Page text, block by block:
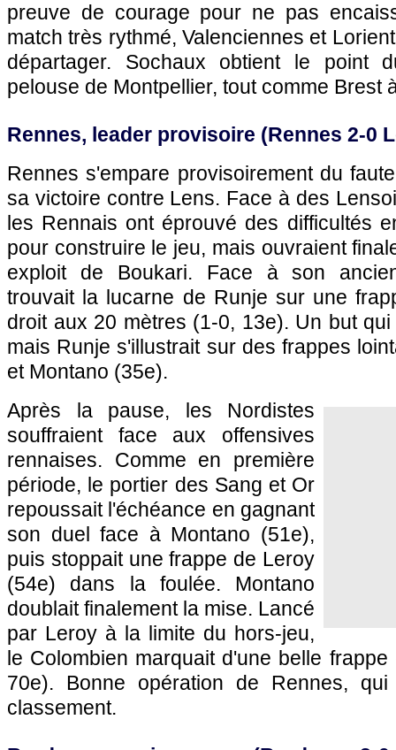
preuve de courage pour ne pas
match très rythmé, Valenciennes et
départager. Sochaux obtient le point
pelouse de Montpellier, tout comme Brest
Rennes, leader provisoire (Rennes 2-0
Rennes s'empare provisoirement du
sa victoire contre Lens. Face à des
les Rennais ont éprouvé des difficultés
pour construire le jeu, mais ouvraient
exploit de Boukari. Face à son
trouvait la lucarne de Runje sur une
droit aux 20 mètres (1-0, 13e). Un but
mais Runje s'illustrait sur des frappes
et Montano (35e).
Après la pause, les Nordistes
souffraient face aux offensives
rennaises. Comme en première
période, le portier des Sang et Or
repoussait l'échéance en gagnant
son duel face à Montano (51e),
puis stoppait une frappe de Leroy
(54e) dans la foulée. Montano
doublait finalement la mise. Lancé
par Leroy à la limite du hors-jeu,
le Colombien marquait d'une belle
70e). Bonne opération de Rennes, qui
classement.